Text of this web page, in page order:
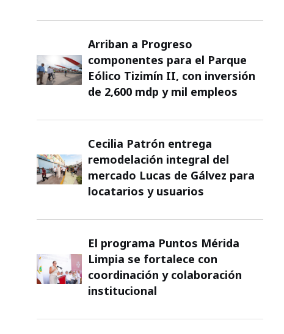
Arriban a Progreso
componentes para el Parque
Eólico Tizimín II, con inversión
de 2,600 mdp y mil empleos
Cecilia Patrón entrega
remodelación integral del
mercado Lucas de Gálvez para
locatarios y usuarios
El programa Puntos Mérida
Limpia se fortalece con
coordinación y colaboración
institucional